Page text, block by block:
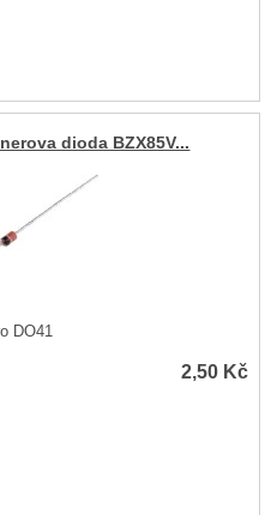
dioda BZX85V...
DO41
2,50 Kč